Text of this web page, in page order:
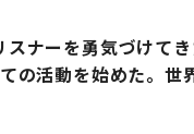
ナーを勇気づけて
の活動を始めた。